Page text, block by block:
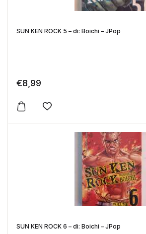
SUN KEN ROCK 5 – di: Boichi – JPop
€8,99
Aggiungi alla lista dei
SUN KEN ROCK 6 – di: Boichi – JPop